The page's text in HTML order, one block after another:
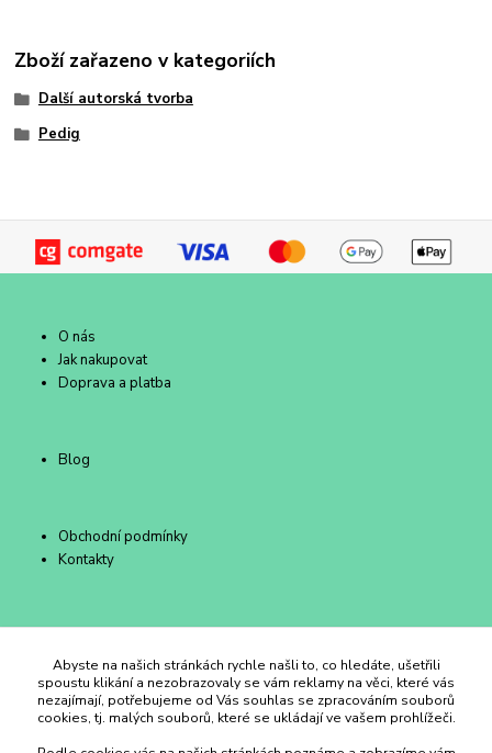
Zboží zařazeno v kategoriích
Další autorská tvorba
Pedig
O nás
Jak nakupovat
Doprava a platba
Blog
Obchodní podmínky
Kontakty
Duhový Ateliér Kroměříž
+420 734 258 002
Abyste na našich stránkách rychle našli to, co hledáte, ušetřili
spoustu klikání a nezobrazovaly se vám reklamy na věci, které vás
nezajímají, potřebujeme od Vás souhlas se zpracováním souborů
cookies, tj. malých souborů, které se ukládají ve vašem prohlížeči.